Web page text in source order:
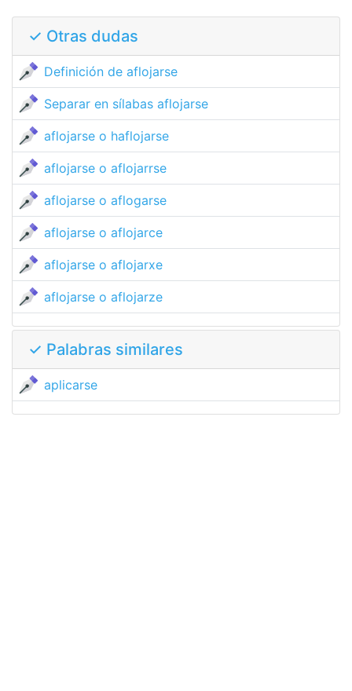
✓ Otras dudas
Definición de aflojarse
Separar en sílabas aflojarse
aflojarse o haflojarse
aflojarse o aflojarrse
aflojarse o aflogarse
aflojarse o aflojarce
aflojarse o aflojarxe
aflojarse o aflojarze
✓ Palabras similares
aplicarse